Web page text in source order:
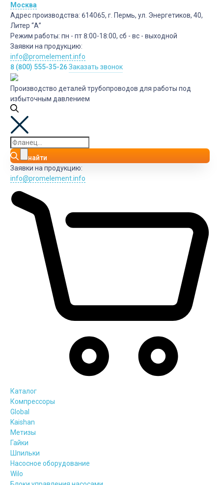
Москва
Адрес производства: 614065, г. Пермь, ул. Энергетиков, 40,
Литер “А”
Режим работы: пн - пт 8:00-18:00, сб - вс - выходной
Заявки на продукцию:
info@promelement.info
8 (800) 555-35-26Заказать звонок
Производство деталей трубопроводов для работы под
избыточным давлением
найти
Заявки на продукцию:
info@promelement.info
Каталог
Компрессоры
Global
Kaishan
Метизы
Гайки
Шпильки
Насосное оборудование
Wilo